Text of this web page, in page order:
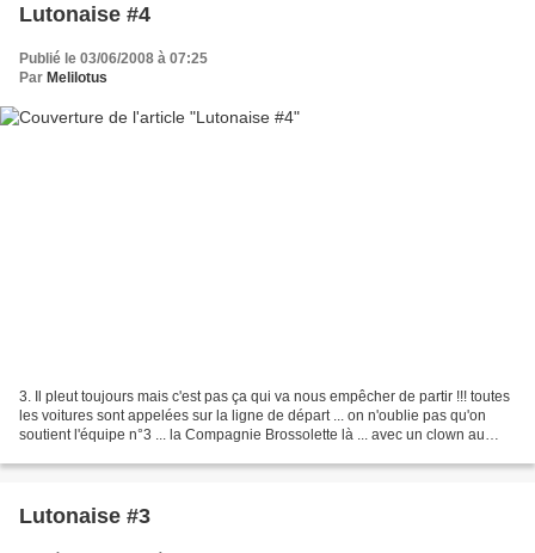
Lutonaise #4
Publié le 03/06/2008 à 07:25
Par Melilotus
3. Il pleut toujours mais c'est pas ça qui va nous empêcher de partir !!! toutes
les voitures sont appelées sur la ligne de départ ... on n'oublie pas qu'on
soutient l'équipe n°3 ... la Compagnie Brossolette là ... avec un clown au
Lutonaise #3